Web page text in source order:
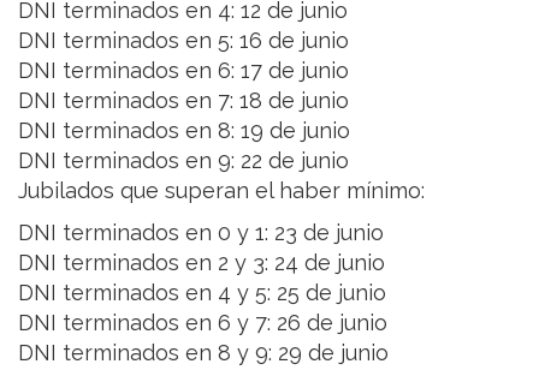
DNI terminados en 4: 12 de junio
DNI terminados en 5: 16 de junio
DNI terminados en 6: 17 de junio
DNI terminados en 7: 18 de junio
DNI terminados en 8: 19 de junio
DNI terminados en 9: 22 de junio
Jubilados que superan el haber mínimo:
DNI terminados en 0 y 1: 23 de junio
DNI terminados en 2 y 3: 24 de junio
DNI terminados en 4 y 5: 25 de junio
DNI terminados en 6 y 7: 26 de junio
DNI terminados en 8 y 9: 29 de junio